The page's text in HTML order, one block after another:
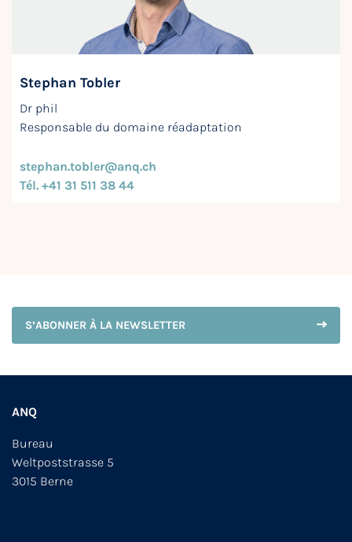
Stephan Tobler
Dr phil
Responsable du domaine réadaptation
stephan.tobler@anq.ch
Tél. +41 31 511 38 44
S’ABONNER À LA NEWSLETTER
ANQ
Bureau
Weltpoststrasse 5
3015 Berne